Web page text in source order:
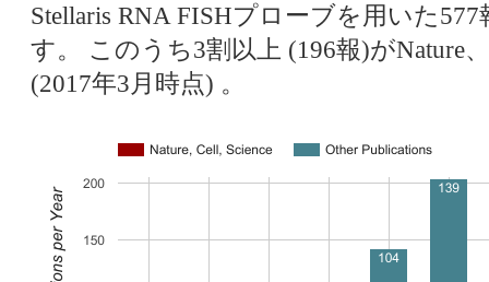
Stellaris RNA FISHプローブを⽤いた
す。 このうち3割以上 (196報)がNature
(2017年3⽉時点) 。